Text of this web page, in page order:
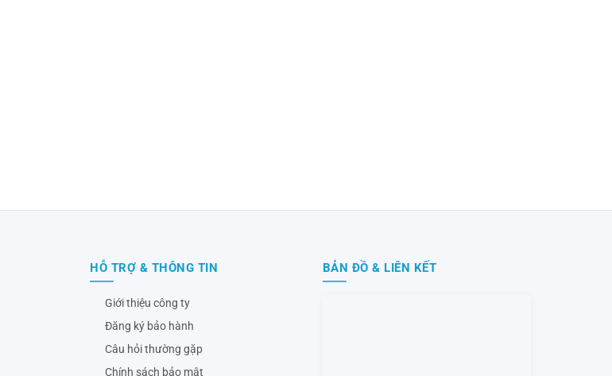
HỖ TRỢ & THÔNG TIN
Giới thiệu công ty
Đăng ký bảo hành
Câu hỏi thường gặp
Chính sách bảo mật
BẢN ĐỒ & LIÊN KẾT